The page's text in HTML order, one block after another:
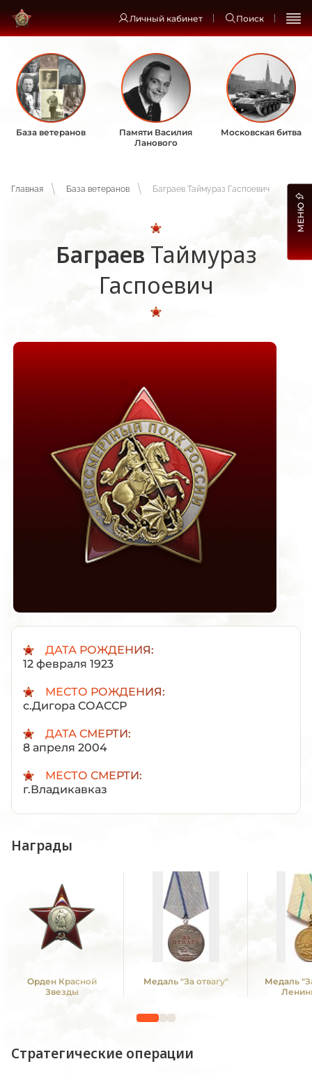
Личный кабинет Поиск
База ветеранов
Памяти Василия
Ланового
Московская битва
Главная База ветеранов Баграев Таймураз Гаспоевич
Баграев Таймураз
Гаспоевич
ДАТА РОЖДЕНИЯ:
12 февраля 1923
МЕСТО РОЖДЕНИЯ:
с.Дигора СОАССР
ДАТА СМЕРТИ:
8 апреля 2004
МЕСТО СМЕРТИ:
г.Владикавказ
Награды
Орден Красной
Звезды
Медаль "За отвагу"
Медаль
Стратегические операции
МЕНЮ